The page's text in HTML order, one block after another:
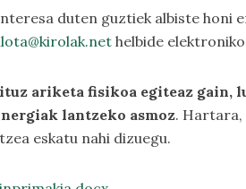
duten guztiek albiste honi
helbide
ariketa fisikoa egiteaz gain,
lantzeko asmoz. Hartara,
eskatu nahi dizuegu.